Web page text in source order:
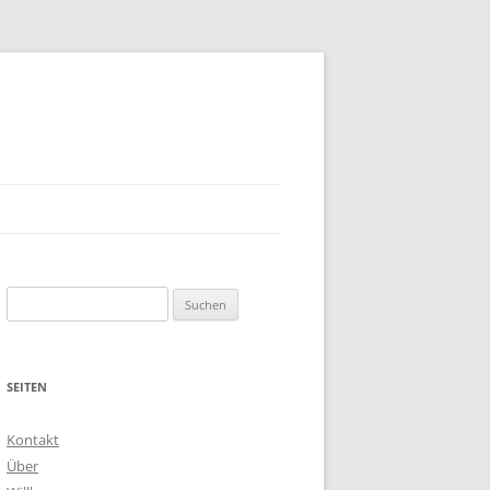
nach:
SEITEN
Kontakt
Über